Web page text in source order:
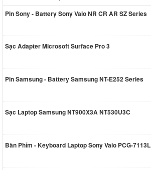
Pin Sony - Battery Sony Vaio NR CR AR SZ Series
Sạc Adapter Microsoft Surface Pro 3
Pin Samsung - Battery Samsung NT-E252 Series
Sạc Laptop Samsung NT900X3A NT530U3C
Bàn Phím - Keyboard Laptop Sony Vaio PCG-7113L